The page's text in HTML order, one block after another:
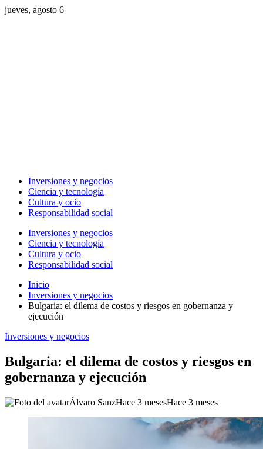
jueves, agosto 6
Inversiones y negocios
Ciencia y tecnología
Cultura y ocio
Responsabilidad social
Inversiones y negocios
Ciencia y tecnología
Cultura y ocio
Responsabilidad social
Inicio
Inversiones y negocios
Bulgaria: el dilema de costos y riesgos en gobernanza y
ejecución
Inversiones y negocios
Bulgaria: el dilema de costos y riesgos en
gobernanza y ejecución
Álvaro SanzHace 3 mesesHace 3 meses